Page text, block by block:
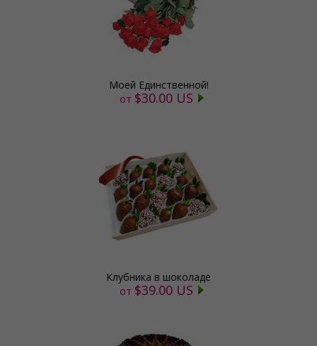
Моей Единственной!
от $30.00 US
Клубника в шоколаде
от $39.00 US